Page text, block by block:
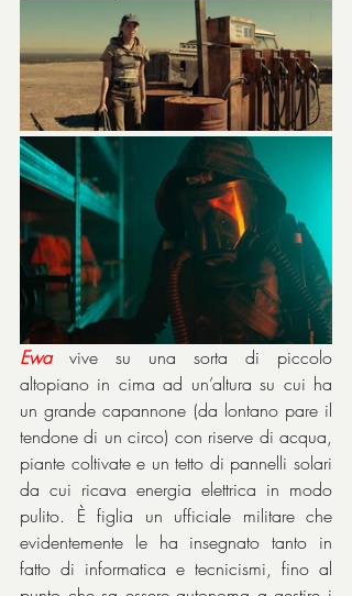
Ewa vive su una sorta di piccolo
altopiano in cima ad un’altura su cui ha
un grande capannone (da lontano pare il
tendone di un circo) con riserve di acqua,
piante coltivate e un tetto di pannelli solari
da cui ricava energia elettrica in modo
pulito. È figlia un ufficiale militare che
evidentemente le ha insegnato tanto in
fatto di informatica e tecnicismi, fino al